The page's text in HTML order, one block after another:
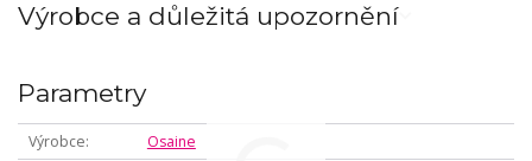
Výrobce a důležitá upozornění
Parametry
Výrobce
Osaine